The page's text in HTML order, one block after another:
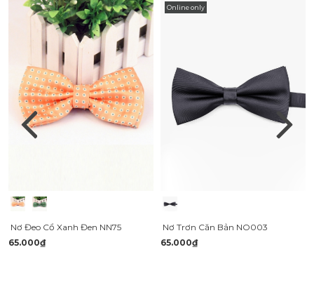
Nơ Đeo Cổ Xanh Đen NN75
65.000₫
Online only
Nơ Trơn Căn Bản NO003
65.000₫